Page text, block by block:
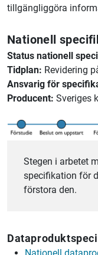
tillgängliggöra
Nationell
Status nationell
Tidplan: Revidering
Ansvarig för
Producent: Sveriges
Stegen i arbetet
specifikation för
förstora den.
Nationell